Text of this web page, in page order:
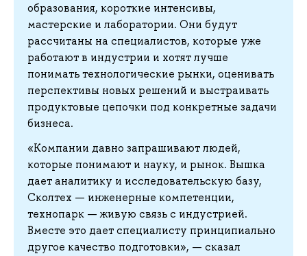
образования, короткие интенсивы,
мастерские и лаборатории. Они будут
рассчитаны на специалистов, которые уже
работают в индустрии и хотят лучше
понимать технологические рынки, оценивать
перспективы новых решений и выстраивать
продуктовые цепочки под конкретные задачи
бизнеса.
«Компании давно запрашивают людей,
которые понимают и науку, и рынок. Вышка
дает аналитику и исследовательскую базу,
Сколтех — инженерные компетенции,
технопарк — живую связь с индустрией.
Вместе это дает специалисту принципиально
другое качество подготовки», — сказал